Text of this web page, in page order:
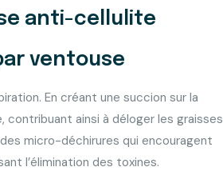
anti-cellulite
ventouse
En créant une succion sur la
contribuant ainsi à déloger les graisses
micro-déchirures qui encouragent
l’élimination des toxines.